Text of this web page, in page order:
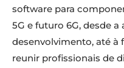
software para
5G e futuro 6G, desde
desenvolvimento, até à
reunir profissionais de